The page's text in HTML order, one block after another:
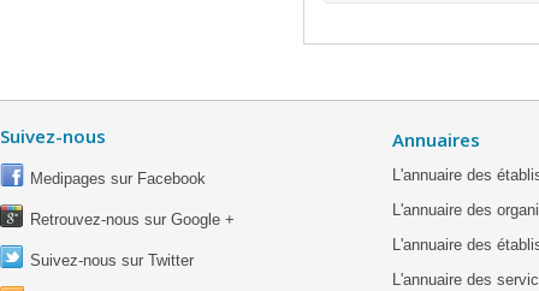
Suivez-nous
Medipages sur Facebook
Retrouvez-nous sur Google +
Suivez-nous sur Twitter
Annuaires
L'annuaire des
L'annuaire des
L'annuaire des
L'annuaire des